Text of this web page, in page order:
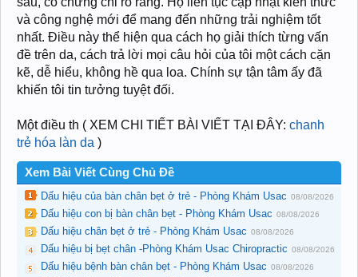
và công nghệ mới để mang đến những trải nghiệm tốt
nhất. Điều này thể hiện qua cách họ giải thích từng vấn
đề trên da, cách trả lời mọi câu hỏi của tôi một cách cặn
kẽ, dễ hiểu, không hề qua loa. Chính sự tận tâm ấy đã
khiến tôi tin tưởng tuyệt đối.
Một điều th ( XEM CHI TIẾT BÀI VIẾT TẠI ĐÂY: chanh
trẻ hóa làn da )
Xem Bài Viết Cùng Chủ Đề
Dấu hiệu của bàn chân bẹt ở trẻ - Phòng Khám Usac 08/08/2026
Dấu hiệu con bị bàn chân bẹt - Phòng Khám Usac 08/08/2026
Dấu hiệu chân bẹt ở trẻ - Phòng Khám Usac 08/08/2026
Dấu hiệu bị bẹt chân -Phòng Khám Usac Chiropractic 08/08/2026
Dấu hiệu bệnh bàn chân bẹt - Phòng Khám Usac 08/08/2026